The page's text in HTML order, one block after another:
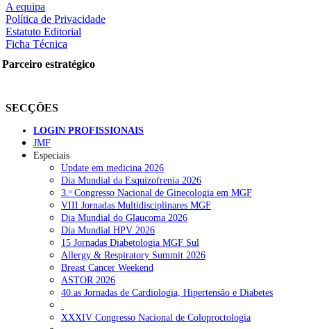
A equipa
Política de Privacidade
Estatuto Editorial
Ficha Técnica
Parceiro estratégico
SECÇÕES
LOGIN PROFISSIONAIS
JMF
Especiais
Update em medicina 2026
Dia Mundial da Esquizofrenia 2026
3.ᵒ Congresso Nacional de Ginecologia em MGF
VIII Jornadas Multidisciplinares MGF
Dia Mundial do Glaucoma 2026
Dia Mundial HPV 2026
15 Jornadas Diabetologia MGF Sul
Allergy & Respiratory Summit 2026
Breast Cancer Weekend
ASTOR 2026
40.as Jornadas de Cardiologia, Hipertensão e Diabetes
.
XXXIV Congresso Nacional de Coloproctologia